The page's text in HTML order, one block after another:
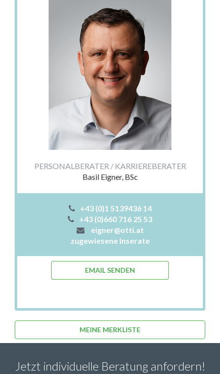
PERSONALBERATER / KARRIEREBERATER
Basil Eigner, BSc
+43 (0)1 5139436 14
+43 (0)660 716 25 53
eigner@otti.at
zugewiesene Inserate
EMAIL SENDEN
MEINE MERKLISTE
Jetzt individuelle Beratung anfordern!